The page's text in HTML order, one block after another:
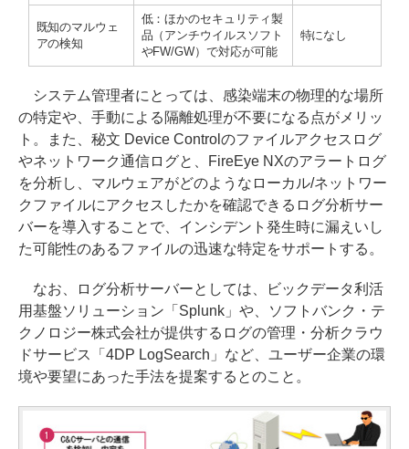
既知のマルウェ
アの検知
低：ほかのセキュリティ製
品（アンチウイルスソフト
やFW/GW）で対応が可能
特になし
システム管理者にとっては、感染端末の物理的な場所
の特定や、手動による隔離処理が不要になる点がメリッ
ト。また、秘文 Device Controlのファイルアクセスログ
やネットワーク通信ログと、FireEye NXのアラートログ
を分析し、マルウェアがどのようなローカル/ネットワー
クファイルにアクセスしたかを確認できるログ分析サー
バーを導入することで、インシデント発生時に漏えいし
た可能性のあるファイルの迅速な特定をサポートする。
なお、ログ分析サーバーとしては、ビックデータ利活
用基盤ソリューション「Splunk」や、ソフトバンク・テ
クノロジー株式会社が提供するログの管理・分析クラウ
ドサービス「4DP LogSearch」など、ユーザー企業の環
境や要望にあった手法を提案するとのこと。